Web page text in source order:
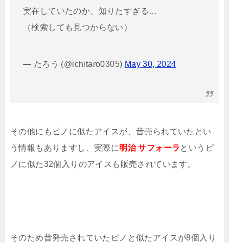
実在していたのか、知りたすぎる…
（検索しても見つからない）
— たろう (@ichitaro0305) May 30, 2024
その他にもピノに似たアイスが、昔売られていたとい
う情報もありますし、実際に明治 サフォーラ というピ
ノに似た32個入りのアイスも販売されています。
そのため昔発売されていたピノと似たアイスが8個入り